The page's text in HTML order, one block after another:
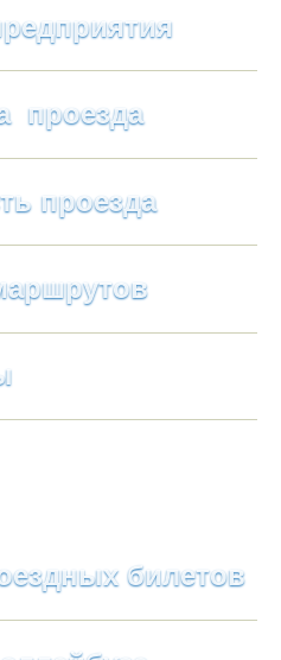
проезда
проезда
билетов